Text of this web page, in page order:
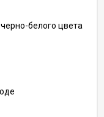
белого цвета